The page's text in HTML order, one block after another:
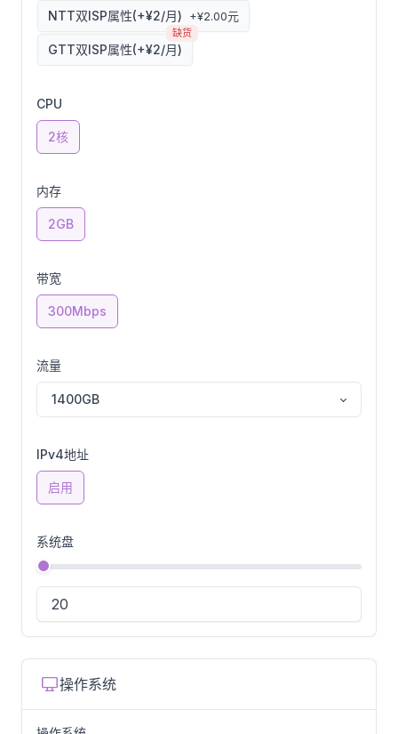
NTT双ISP属性(+¥2/月) +¥2.00元
GTT双ISP属性(+¥2/月)
缺货
CPU
2核
内存
2GB
带宽
300Mbps
流量
1400GB
IPv4地址
启用
系统盘
操作系统